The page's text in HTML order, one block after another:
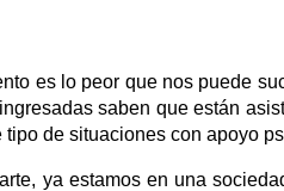
es lo peor que nos puede
saben que están
tipo de situaciones con apoyo
ya estamos en una